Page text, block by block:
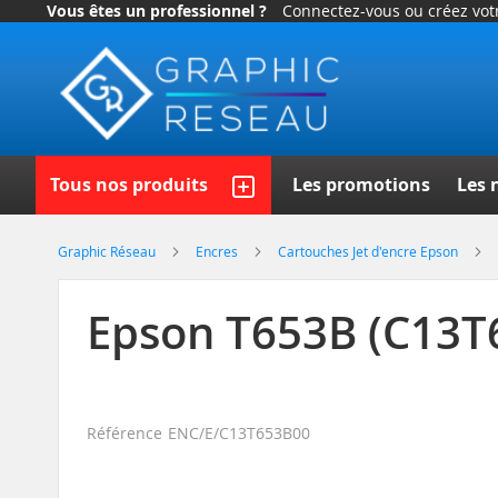
Vous êtes un professionnel ? Connectez-vous ou créez
Allez
contenu
Tous nos produits Les promotions Les
Graphic Réseau Encres Cartouches Jet d'encre Epson
Epson T653B
Référence ENC/E/C13T653B00